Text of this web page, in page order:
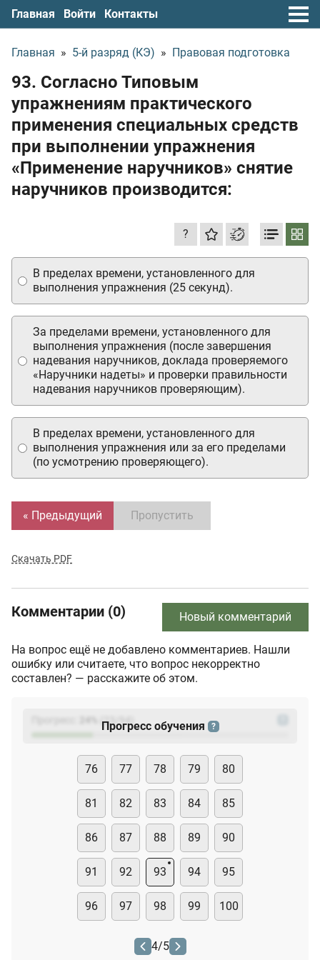
Главная Войти Контакты
Главная » 5-й разряд (КЭ) » Правовая подготовка
93. Согласно Типовым
упражнениям практического
применения специальных средств
при выполнении упражнения
«Применение наручников» снятие
наручников производится:
?
В пределах времени, установленного для
выполнения упражнения (25 секунд).
За пределами времени, установленного для
выполнения упражнения (после завершения
надевания наручников, доклада проверяемого
«Наручники надеты» и проверки правильности
надевания наручников проверяющим).
В пределах времени, установленного для
выполнения упражнения или за его пределами
(по усмотрению проверяющего).
« Предыдущий Пропустить
Скачать PDF
Комментарии (0) Новый комментарий
На вопрос ещё не добавлено комментариев. Нашли
ошибку или считаете, что вопрос некорректно
составлен? — расскажите об этом.
(23
Прогресс обучения ?
76 77 78 79 80
81 82 83 84 85
86 87 88 89 90
91 92 93 94 95
96 97 98 99 100
4/5